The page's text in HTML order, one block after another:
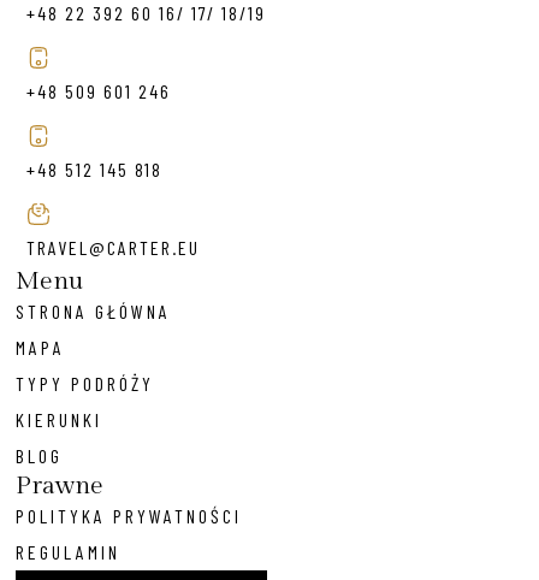
+48 22 392 60 16/ 17/ 18/19
+48 509 601 246
+48 512 145 818
TRAVEL@CARTER.EU
Menu
STRONA GŁÓWNA
MAPA
TYPY PODRÓŻY
KIERUNKI
BLOG
Prawne
POLITYKA PRYWATNOŚCI
REGULAMIN